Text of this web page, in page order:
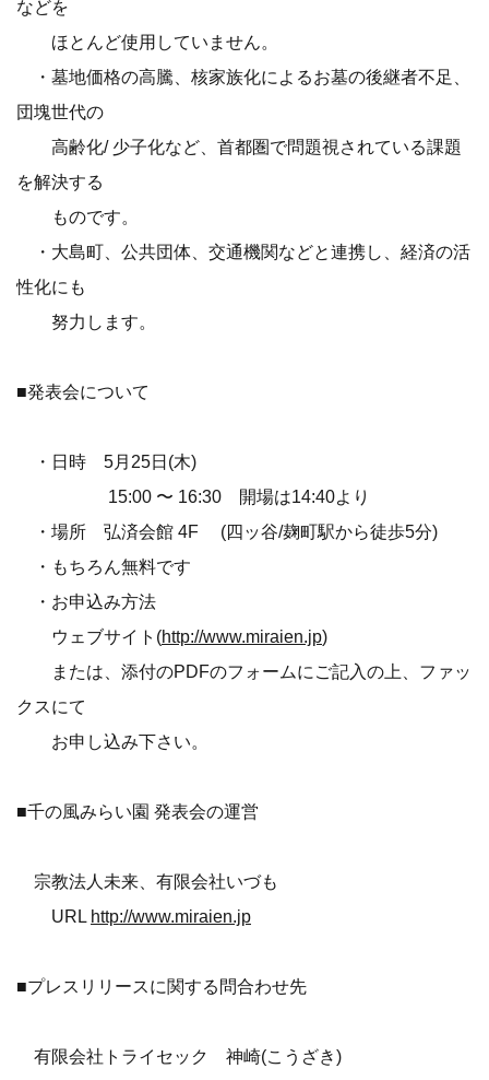
などを
ほとんど使用していません。
・墓地価格の高騰、核家族化によるお墓の後継者不足、
団塊世代の
高齢化/ 少子化など、首都圏で問題視されている課題
を解決する
ものです。
・大島町、公共団体、交通機関などと連携し、経済の活
性化にも
努力します。
■発表会について
・日時 5月25日(木)
15:00 〜 16:30 開場は14:40より
・場所 弘済会館 4F (四ッ谷/麹町駅から徒歩5分)
・もちろん無料です
・お申込み方法
ウェブサイト(http://www.miraien.jp)
または、添付のPDFのフォームにご記入の上、ファッ
クスにて
お申し込み下さい。
■千の風みらい園 発表会の運営
宗教法人未来、有限会社いづも
URL http://www.miraien.jp
■プレスリリースに関する問合わせ先
有限会社トライセック 神崎(こうざき)